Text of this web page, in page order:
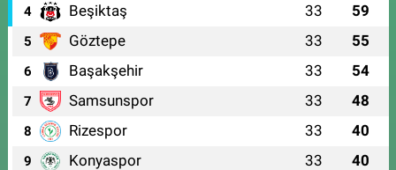
4 Beşiktaş 33 59
5 Göztepe 33 55
6 Başakşehir 33 54
7 Samsunspor 33 48
8 Rizespor 33 40
9 Konyaspor 33 40